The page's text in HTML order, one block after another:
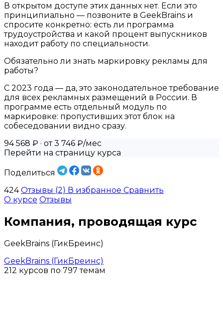
В открытом доступе этих данных нет. Если это
принципиально — позвоните в GeekBrains и
спросите конкретно: есть ли программа
трудоустройства и какой процент выпускников
находит работу по специальности.
Обязательно ли знать маркировку рекламы для
работы?
С 2023 года — да, это законодательное требование
для всех рекламных размещений в России. В
программе есть отдельный модуль по
маркировке: пропустивших этот блок на
собеседовании видно сразу.
94 568 ₽ · от 3 746 ₽/мес
Перейти на страницу курса
Поделиться
424 Отзывы (2) В избранное Сравнить
О курсе Отзывы
Компания, проводящая курс
GeekBrains (ГикБреинс)
GeekBrains (ГикБреинс)
212 курсов по 797 темам